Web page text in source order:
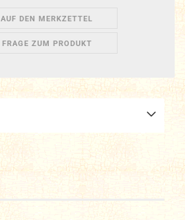
AUF DEN MERKZETTEL
FRAGE ZUM PRODUKT